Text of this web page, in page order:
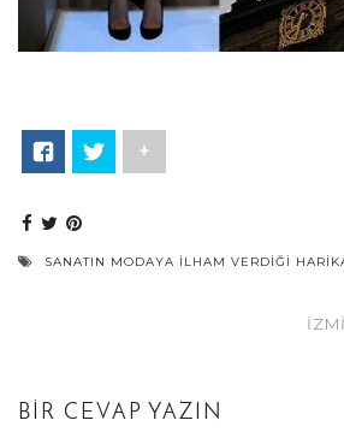
+
SANATIN MODAYA İLHAM VERDIĞI
BIR CEVAP YAZIN